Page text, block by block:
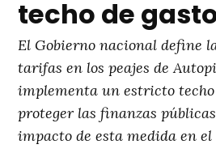
techo de
El Gobierno nacional define
tarifas en los peajes de
implementa un estricto
proteger las finanzas
impacto de esta medida en el